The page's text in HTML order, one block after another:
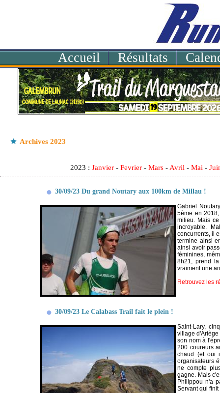
Accueil Résultats
Archives 2023
2023 :Janvier -Fevrier -Mars - Avril -Mai -
30/09/23 Du grand Noutary aux 100km de Millau !
Gabriel
5ème en
milieu. Mais
incroyable.
concurrents, il
termine ainsi
ainsi avoir
féminines,
8h21, prend
vraiment une
Retrouvez les
30/09/23 Le Calabass Trail fait le plein !
Saint-Lary,
village
son nom à
200 coureurs
chaud (et oui
organisateurs
ne compte
gagne. Mais
Philippou n'a
Servant qui